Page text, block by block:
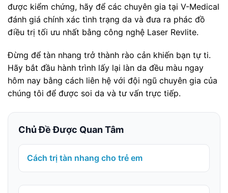
được kiểm chứng, hãy để các chuyên gia tại V-Medical
đánh giá chính xác tình trạng da và đưa ra phác đồ
điều trị tối ưu nhất bằng công nghệ Laser Revlite.
Đừng để tàn nhang trở thành rào cản khiến bạn tự ti.
Hãy bắt đầu hành trình lấy lại làn da đều màu ngay
hôm nay bằng cách liên hệ với đội ngũ chuyên gia của
chúng tôi để được soi da và tư vấn trực tiếp.
Chủ Đề Được Quan Tâm
Cách trị tàn nhang cho trẻ em